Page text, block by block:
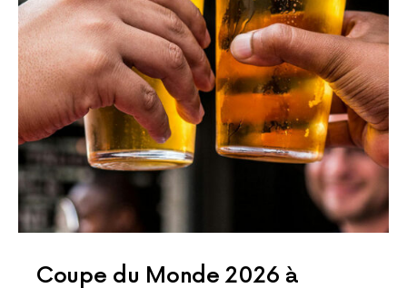
Coupe du Monde 2026 à